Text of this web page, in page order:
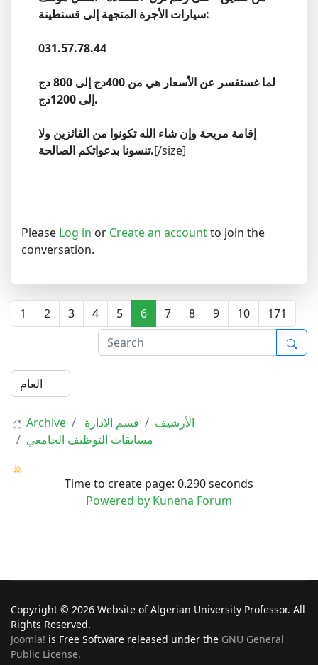
سيارات الأجرة المتجهة إلى قسنطينة:
031.57.78.44
لما غستفسر عن الأسعار هي من 400دج إلى 800 دج
إلى 1200دج.
إقامة مريحة وإن شاء الله تكونوا من الفائزين ولا
تنسونا بدعواتكم الصالحة.[/size]
Please Log in or Create an accountto join the
conversation.
1 2 3 4 5 6 7 8 9 10 171
Archive قسم الادارة
الأرشيف
مسابقات التوظيف الجامعي
Time to create page: 0.290 seconds
Powered by Kunena Forum
Copyright © 2026 Website of Algerian University Professor. All
Rights Reserved.
Joomla! is Free Software released under the GNU General
Public License.